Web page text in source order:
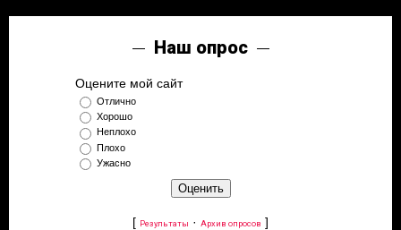
Наш опрос
Оцените мой сайт
Отлично
Хорошо
Неплохо
Плохо
Ужасно
[ Результаты · Архив опросов ]